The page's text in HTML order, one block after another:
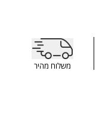
משלוח מהיר